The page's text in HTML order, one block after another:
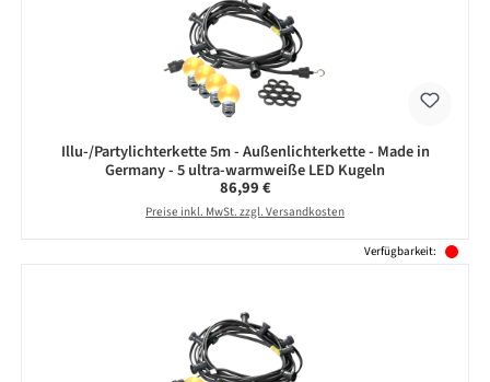
Illu-/Partylichterkette 5m - Außenlichterkette - Made in
Germany - 5 ultra-warmweiße LED Kugeln
Regulärer Preis:
86,99 €
Preise inkl. MwSt. zzgl. Versandkosten
Verfügbarkeit: